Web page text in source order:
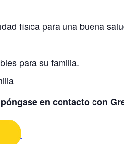
física para una buena
para su familia.
en contacto con